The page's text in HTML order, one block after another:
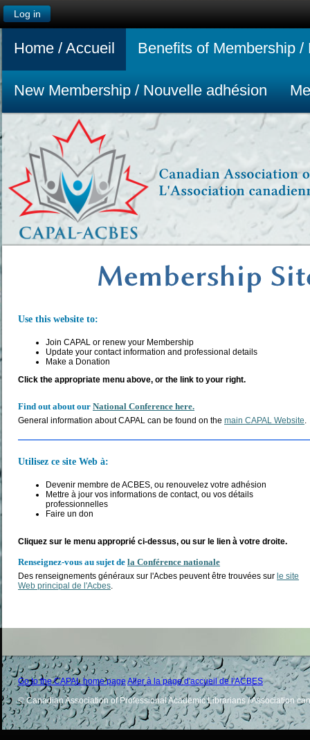
Log in
Home / Accueil Benefits of Membership /
New Membership / Nouvelle adhésion
Use this website to:
Join CAPAL or renew your Membership
Update your contact information and professional details
Make a Donation
Click the appropriate menu above, or the link to your right.
Find out about our National Conference here.
General information about CAPAL can be found on the main CAPAL Website.
Utilisez ce site Web à:
Devenir membre de ACBES, ou renouvelez votre adhésion
Mettre à jour vos informations de contact, ou vos détails
professionnelles
Faire un don
Cliquez sur le menu approprié ci-dessus, ou sur le lien à votre droite.
Renseignez-vous au sujet de la Conférence nationale
Des renseignements généraux sur l'Acbes peuvent être trouvées sur le site
Web principal de l'Acbes.
Go to the CAPAL home pageAller à la page d'accueil de l'ACBES
© Canadian Association of Professional Academic Librarians /Association